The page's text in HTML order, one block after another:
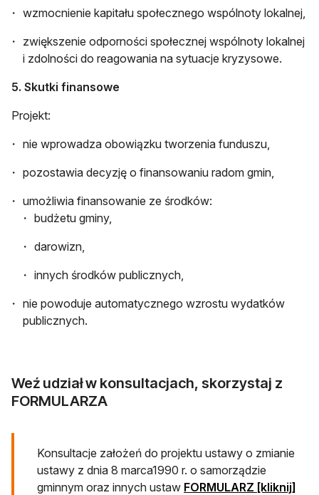
wzmocnienie kapitału społecznego wspólnoty lokalnej,
zwiększenie odporności społecznej wspólnoty lokalnej
i zdolności do reagowania na sytuacje kryzysowe.
5. Skutki finansowe
Projekt:
nie wprowadza obowiązku tworzenia funduszu,
pozostawia decyzję o finansowaniu radom gmin,
umożliwia finansowanie ze środków:
budżetu gminy,
darowizn,
innych środków publicznych,
nie powoduje automatycznego wzrostu wydatków
publicznych.
Weź udział w konsultacjach, skorzystaj z
FORMULARZA
Konsultacje założeń do projektu ustawy o zmianie
ustawy z dnia 8 marca1990 r. o samorządzie
gminnym oraz innych ustaw FORMULARZ [kliknij]